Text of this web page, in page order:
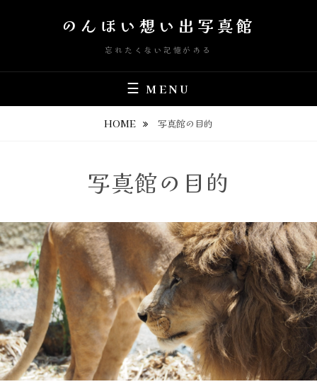
のんほい想い出写真館
忘れたくない記憶がある
MENU
HOME 写真館の目的
写真館の目的